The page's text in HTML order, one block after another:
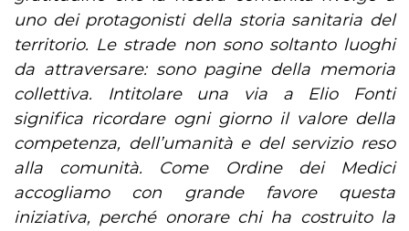
uno dei protagonisti della storia sanitaria del
territorio. Le strade non sono soltanto luoghi
da attraversare: sono pagine della memoria
collettiva. Intitolare una via a Elio Fonti
significa ricordare ogni giorno il valore della
competenza, dell’umanità e del servizio reso
alla comunità. Come Ordine dei Medici
accogliamo con grande favore questa
iniziativa, perché onorare chi ha costruito la